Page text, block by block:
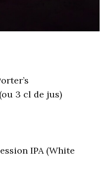
3 cl de jus)
IPA (White